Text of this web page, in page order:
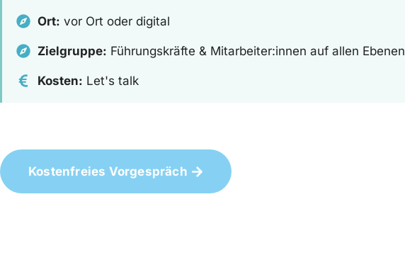
Ort: vor Ort oder digital
Zielgruppe: Führungskräfte & Mitarbeiter:innen auf allen Ebenen
Kosten: Let's talk
Kostenfreies Vorgespräch